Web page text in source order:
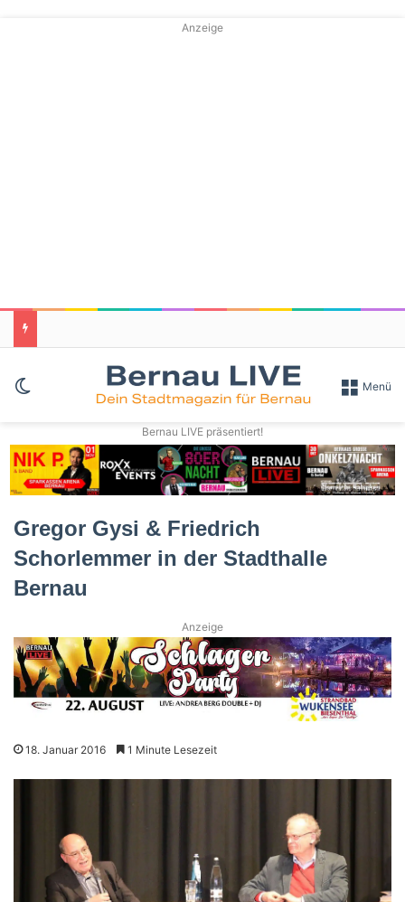
Anzeige
Skin umschalten Menü
Bernau LIVE präsentiert!
Gregor Gysi & Friedrich
Schorlemmer in der Stadthalle
Bernau
Anzeige
18. Januar 2016 1 Minute Lesezeit